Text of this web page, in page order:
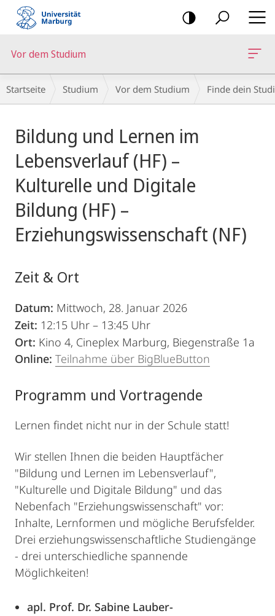
Mobile-
Navigation
Vor dem Studium
Breadcrumb-
Navigation
Startseite Studium Vor dem Studium Finde dein
Bildung und Lernen im
Lebensverlauf (HF) –
Kulturelle und Digitale
Bildung (HF) –
Erziehungswissenschaft (NF)
Zeit & Ort
Datum: Mittwoch, 28. Januar 2026
Zeit: 12:15 Uhr – 13:45 Uhr
Ort: Kino 4, Cineplex Marburg, Biegenstraße 1a
Online: Teilnahme über BigBlueButton
Programm und Vortragende
Lernen findet nicht nur in der Schule statt!
Wir stellen Ihnen die beiden Hauptfächer
"Bildung und Lernen im Lebensverlauf",
"Kulturelle und Digitale Bildung" und das
Nebenfach "Erziehungswissenschaft" vor:
Inhalte, Lernformen und mögliche Berufsfelder.
Drei erziehungswissenschaftliche Studiengänge
- drei unterschiedliche spannende
Möglichkeiten!
apl. Prof. Dr. Sabine Lauber-